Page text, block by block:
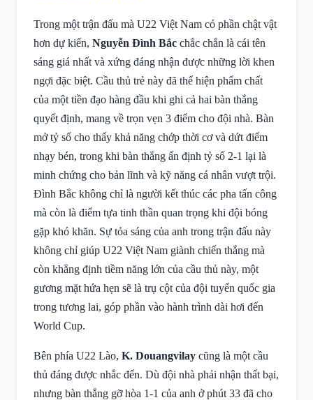
Trong một trận đấu mà U22 Việt Nam có phần chật vật
hơn dự kiến, Nguyễn Đình Bắc chắc chắn là cái tên
sáng giá nhất và xứng đáng nhận được những lời khen
ngợi đặc biệt. Cầu thủ trẻ này đã thể hiện phẩm chất
của một tiền đạo hàng đầu khi ghi cả hai bàn thắng
quyết định, mang về trọn vẹn 3 điểm cho đội nhà. Bàn
mở tỷ số cho thấy khả năng chớp thời cơ và dứt điểm
nhạy bén, trong khi bàn thắng ấn định tỷ số 2-1 lại là
minh chứng cho bản lĩnh và kỹ năng cá nhân vượt trội.
Đình Bắc không chỉ là người kết thúc các pha tấn công
mà còn là điểm tựa tinh thần quan trọng khi đội bóng
gặp khó khăn. Sự tỏa sáng của anh trong trận đấu này
không chỉ giúp U22 Việt Nam giành chiến thắng mà
còn khẳng định tiềm năng lớn của cầu thủ này, một
gương mặt hứa hẹn sẽ là trụ cột của đội tuyển quốc gia
trong tương lai, góp phần vào hành trình dài hơi đến
World Cup.
Bên phía U22 Lào, K. Douangvilay cũng là một cầu
thủ đáng được nhắc đến. Dù đội nhà phải nhận thất bại,
nhưng bàn thắng gỡ hòa 1-1 của anh ở phút 33 đã cho